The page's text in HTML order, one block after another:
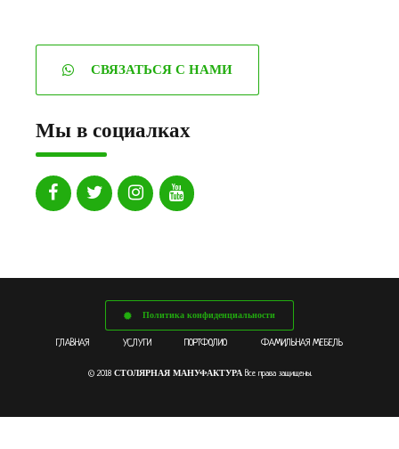
СВЯЗАТЬСЯ С НАМИ
Мы в социалках
Политика конфиденциальности
ГЛАВНАЯ УСЛУГИ ПОРТФОЛИО ФАМИЛЬНАЯ МЕБЕЛЬ
© 2018 СТОЛЯРНАЯ МАНУФАКТУРАВсе права защищены.